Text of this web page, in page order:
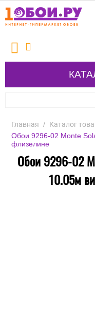
Главная / Каталог
Обои 9296-02 Monte
флизелине
Обои 9296-02
10.05м